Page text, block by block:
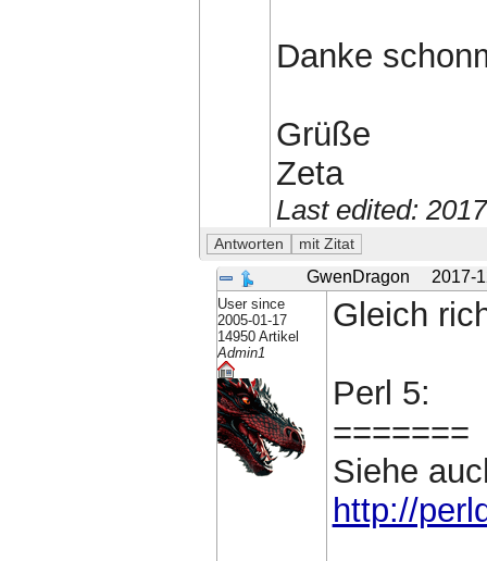
Danke
Grüße
Zeta
Last edited:
GwenDragon 2017-
User since
2005-01-17
14950 Artikel
Admin1
Gleich
Perl 5:
=======
Siehe
http://